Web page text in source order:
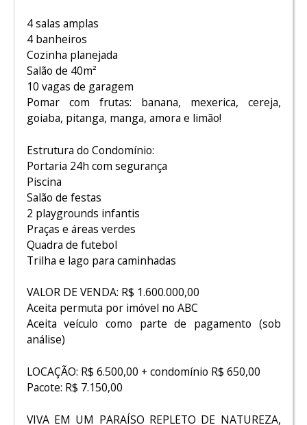
4 salas amplas
4 banheiros
Cozinha planejada
Salão de 40m²
10 vagas de garagem
Pomar com frutas: banana, mexerica, cereja,
goiaba, pitanga, manga, amora e limão!
Estrutura do Condomínio:
Portaria 24h com segurança
Piscina
Salão de festas
2 playgrounds infantis
Praças e áreas verdes
Quadra de futebol
Trilha e lago para caminhadas
VALOR DE VENDA: R$ 1.600.000,00
Aceita permuta por imóvel no ABC
Aceita veículo como parte de pagamento (sob
análise)
LOCAÇÃO: R$ 6.500,00 + condomínio R$ 650,00
Pacote: R$ 7.150,00
VIVA EM UM PARAÍSO REPLETO DE NATUREZA,